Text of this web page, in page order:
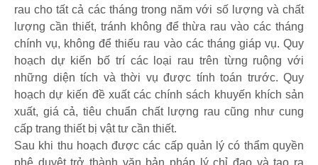
rau cho tất cả các tháng trong năm với số lượng và chất
lượng cần thiết, tránh không để thừa rau vào các tháng
chính vụ, không để thiếu rau vào các tháng giáp vụ. Quy
hoạch dự kiến bố trí các loại rau trên từng ruộng với
những diện tích và thời vụ được tính toán trước. Quy
hoạch dự kiến đề xuất các chính sách khuyến khích sản
xuất, giá cả, tiêu chuẩn chất lượng rau cũng như cung
cấp trang thiết bị vật tư cần thiết.
Sau khi thu hoạch được các cấp quản lý có thẩm quyền
phê duyệt trở thành văn bản pháp lý chỉ đạo và tạo ra